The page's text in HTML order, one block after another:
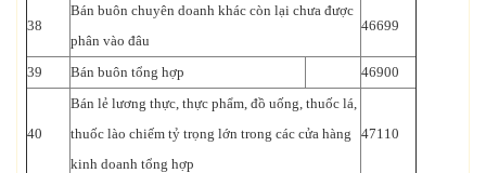
38
Bán buôn chuyên doanh khác còn lại chưa được
phân vào đâu
46699
39 Bán buôn tổng hợp 46900
40
Bán lẻ lương thực, thực phẩm, đồ uống, thuốc lá,
thuốc lào chiếm tỷ trọng lớn trong các cửa hàng
kinh doanh tổng hợp
47110